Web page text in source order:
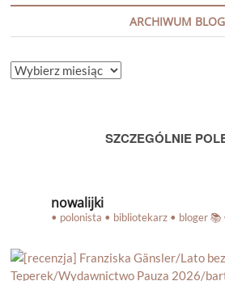
ARCHIWUM
ARCHIWUM
SZCZEGÓLNIE
nowalijki
• polonista • bibliotekarz • bloger📚